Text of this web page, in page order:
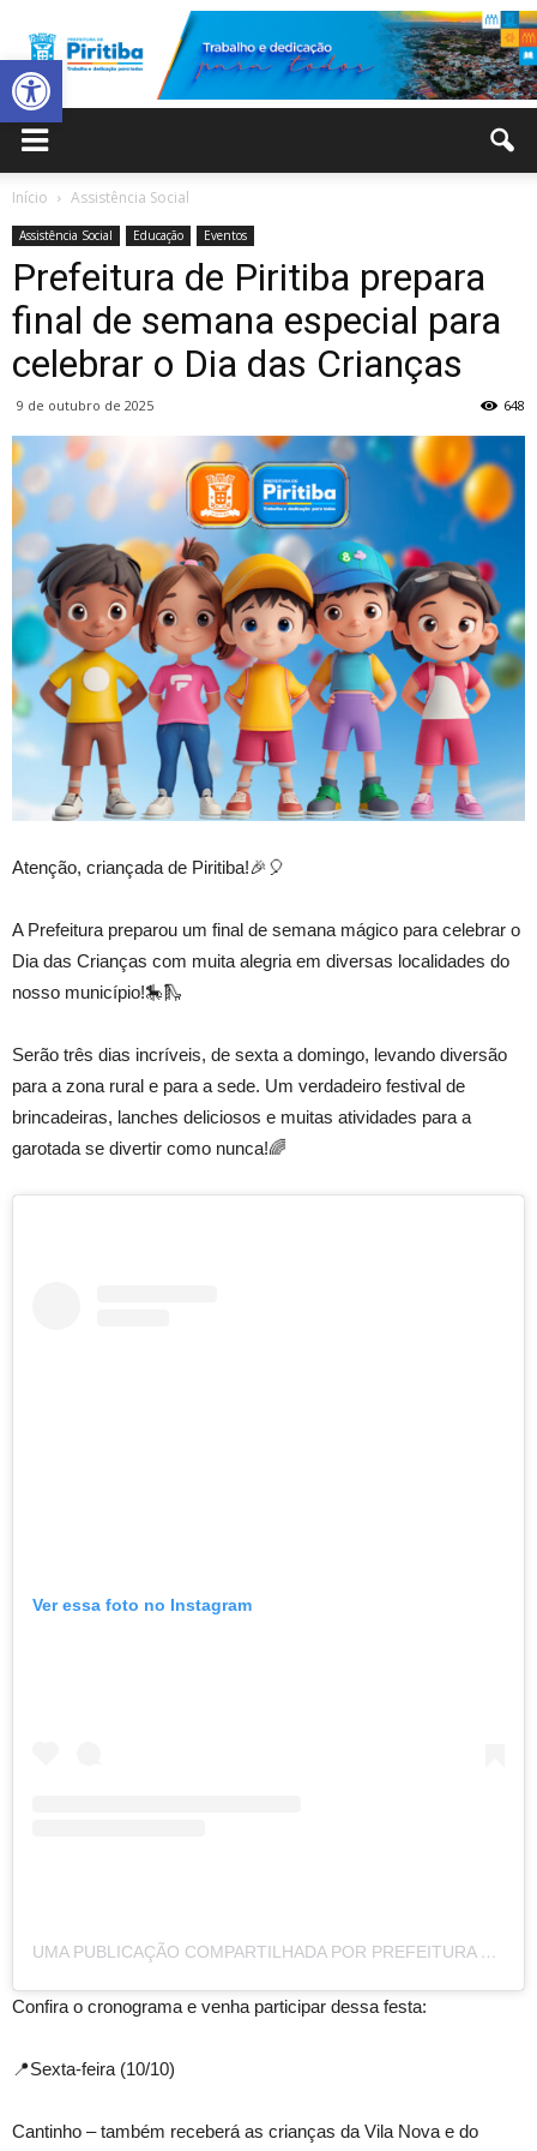
Abrir a barra de ferramentas
Municipal
de
Piritiba
Início Assistência Social
Assistência Social Educação Eventos
Prefeitura de Piritiba prepara
final de semana especial para
celebrar o Dia das Crianças
9 de outubro de 2025 648
Atenção, criançada de Piritiba!🎉🎈
A Prefeitura preparou um final de semana mágico para celebrar o
Dia das Crianças com muita alegria em diversas localidades do
nosso município!🎠🛝
Serão três dias incríveis, de sexta a domingo, levando diversão
para a zona rural e para a sede. Um verdadeiro festival de
brincadeiras, lanches deliciosos e muitas atividades para a
garotada se divertir como nunca!🌈
Ver essa foto no Instagram
UMA PUBLICAÇÃO COMPARTILHADA POR PREFEITURA MUNICIPAL DE PIRITIBA (@PREFEITURAMUNICIPALDEPIRITIBA)
Confira o cronograma e venha participar dessa festa:
📍Sexta-feira (10/10)
Cantinho – também receberá as crianças da Vila Nova e do